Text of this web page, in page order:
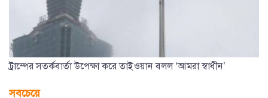
ট্রাম্পের সতর্কবার্তা উপেক্ষা করে তাইওয়ান বলল ‘আমরা স্বাধীন’
সবচেয়ে